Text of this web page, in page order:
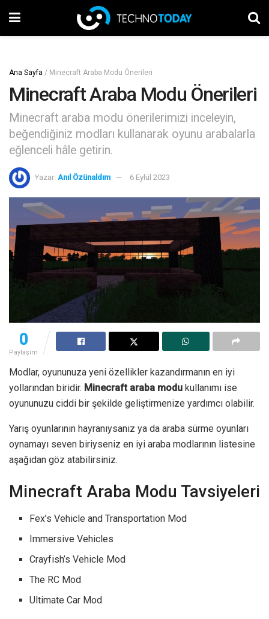
Ana Sayfa / Minecraft Araba Modu Önerileri
Minecraft Araba Modu Önerileri
Minecraft araba modu önerilerimizi inceleyin,
beğendiğiniz modları kullanarak oyunu arabalarla
eğlenceli hâle getirin.
Yazar: Anıl Özünaldım 6 Eylül 2023
0
Paylaşım
Modlar, oyununuza yeni özellikler kazandırmanın en iyi
yollarından biridir. Minecraft araba modu kullanımı ise
oyununuzu ciddi bir şekilde geliştirmenize yardımcı olabilir.
Yarış oyunlarının hayranıysanız ya da araba sürme oyunları
oynamayı seven biriyseniz en iyi araba modlarının listesine
aşağıdan göz atabilirsiniz.
Minecraft Araba Modu Tavsiyeleri
Fex’s Vehicle and Transportation Mod
Immersive Vehicles
Crayfish’s Vehicle Mod
The RC Mod
Ultimate Car Mod